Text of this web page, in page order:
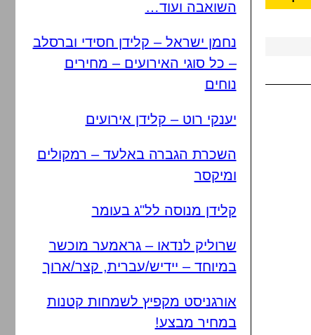
השואבה ועוד…
נחמן ישראל – קלידן חסידי וברסלב
– כל סוגי האירועים – מחירים
נוחים
יענקי רוט – קלידן אירועים
השכרת הגברה באלעד – רמקולים
ומיקסר
קלידן מנוסה לל"ג בעומר
שרוליק לנדאו – גראמער מוכשר
במיוחד – יידיש/עברית, קצר/ארוך
אורגניסט מקפיץ לשמחות קטנות
במחיר מבצע!